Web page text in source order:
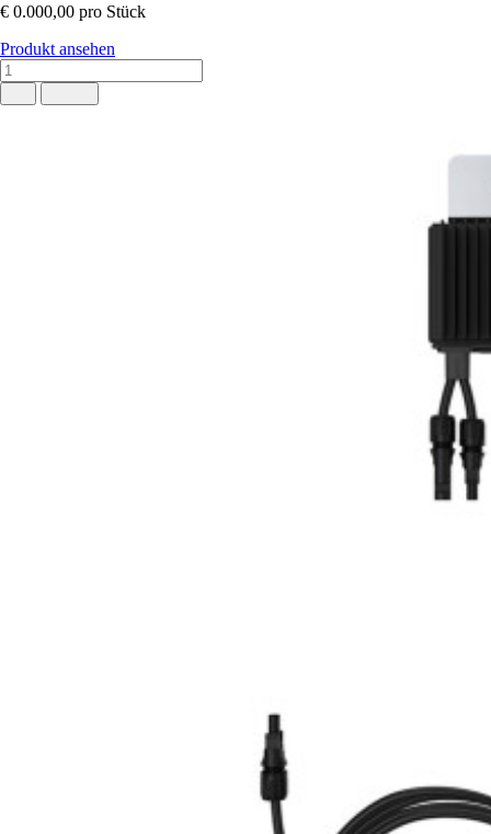
€ 0.000,00 pro Stück
Produkt ansehen